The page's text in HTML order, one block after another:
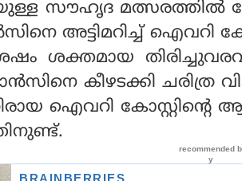
സൗഹൃദ മത്സരത്തില്‍
അട്ടിമറിച്ച് ഐവറി
ശക്തമായ
കീഴടക്കി ചരിത്ര
ഐവറി കോസ്റ്റിന്റെ